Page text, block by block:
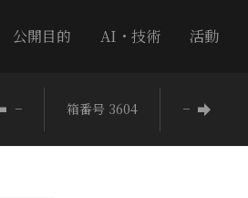
公開目的 AI・技術 活動
− 箱番号 3604 −